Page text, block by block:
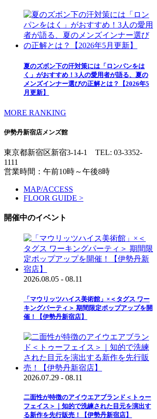
夏のズボン下の汗対策には「ロンパンをは
く」がおすすめ！3人の愛用者が語る、夏の
メンズインナー選びの正解とは？【2026年5
月更新】
MORE RANKING
伊勢丹新宿店メンズ館
東京都新宿区新宿3-14-1 TEL: 03-3352-
1111
営業時間：午前10時～午後8時
MAP/ACCESS
FLOOR GUIDE >
開催中のイベント
2026.08.05 - 08.11
「マウリッツハイス美術館」×＜タグス ワー
キングパーティ＞ 期間限定ポップアップを開
催！【伊勢丹新宿店】
2026.07.29 - 08.11
二面性が特徴のアイウエアブランド＜トゥー
フェイス＞｜知的で洗練された目元を演出す
る新作を先行販売！【伊勢丹新宿店】